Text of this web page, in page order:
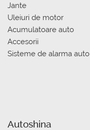
Jante
Uleiuri de motor
Acumulatoare auto
Accesorii
Sisteme de alarma auto
Autoshina